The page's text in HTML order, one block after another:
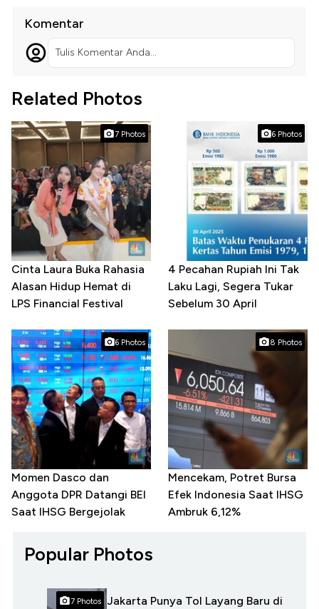
Komentar
Tulis Komentar Anda...
Related Photos
7 Photos
Cinta Laura Buka Rahasia
Alasan Hidup Hemat di
LPS Financial Festival
6 Photos
4 Pecahan Rupiah Ini Tak
Laku Lagi, Segera Tukar
Sebelum 30 April
6 Photos
Momen Dasco dan
Anggota DPR Datangi BEI
Saat IHSG Bergejolak
8 Photos
Mencekam, Potret Bursa
Efek Indonesia Saat IHSG
Ambruk 6,12%
Popular Photos
7 Photos
Jakarta Punya Tol Layang Baru di